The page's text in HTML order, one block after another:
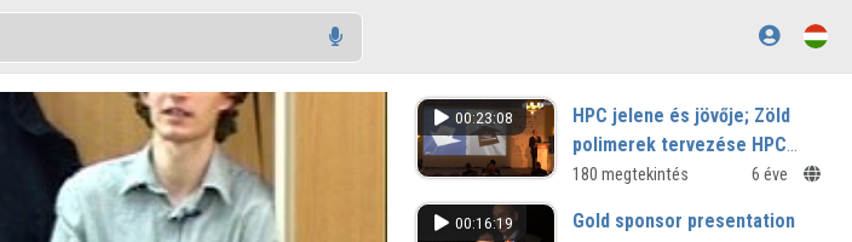
00:23:08
HPC jelene és jövője; Zöld
polimerek tervezése HPC
segítségével – Kiss Zoltán;
180 megtekintés 6 éve
00:16:19 Gold sponsor presentation